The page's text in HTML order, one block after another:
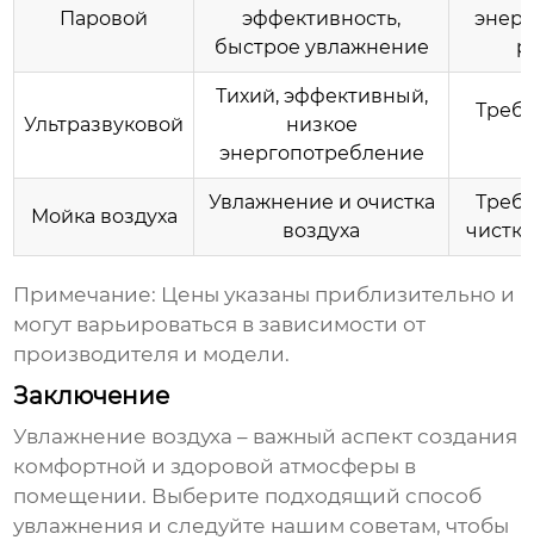
Паровой
эффективность,
быстрое увлажнение
Ультразвуковой
Тихий, эффективный,
низкое
энергопотребление
Мойка воздуха
Увлажнение и очистка
воздуха
Примечание: Цены указаны приблизительно и
могут варьироваться в зависимости от
производителя и модели.
Заключение
Увлажнение воздуха – важный аспект создания
комфортной и здоровой атмосферы в
помещении. Выберите подходящий способ
увлажнения и следуйте нашим советам, чтобы